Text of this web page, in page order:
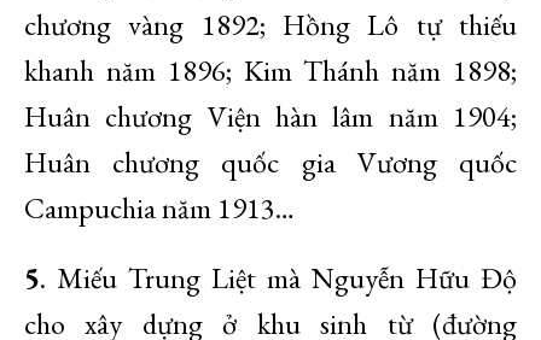
chương vàng 1892; Hồng Lô tự thiếu
khanh năm 1896; Kim Thánh năm 1898;
Huân chương Viện hàn lâm năm 1904;
Huân chương quốc gia Vương quốc
Campuchia năm 1913…
5. Miếu Trung Liệt mà Nguyễn Hữu Độ
cho xây dựng ở khu sinh từ (đường